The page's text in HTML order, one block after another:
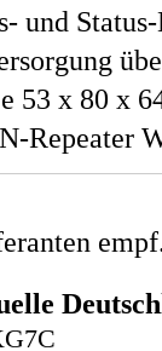
und
53 x 80 x
Repeater